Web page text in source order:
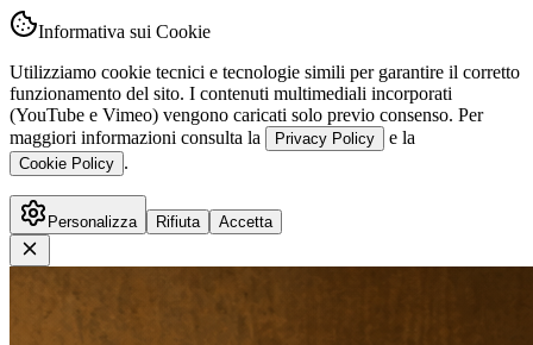
Informativa sui Cookie
Utilizziamo cookie tecnici e tecnologie simili per garantire il corretto
funzionamento del sito. I contenuti multimediali incorporati
(YouTube e Vimeo) vengono caricati solo previo consenso. Per
maggiori informazioni consulta la
Privacy Policy e la
Cookie Policy .
Personalizza Rifiuta Accetta